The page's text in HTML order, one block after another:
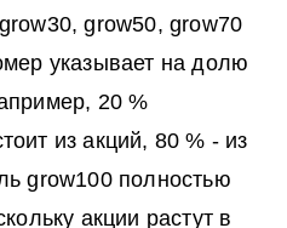
grow50, grow70
указывает на долю
20 %
из акций, 80 % - из
grow100 полностью
акции растут в